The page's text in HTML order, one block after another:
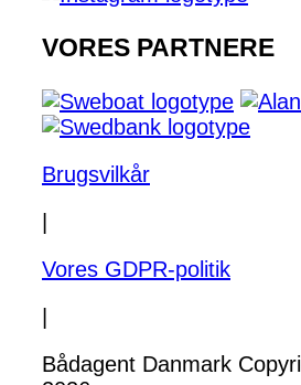
VORES PARTNERE
Brugsvilkår
Vores GDPR-politik
Bådagent Danmark